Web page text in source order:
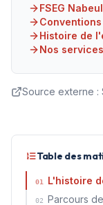
FSEG Nabeul
Histoire de
Nos
Source externe :
Table des
01 L'histoire
02 Parcours